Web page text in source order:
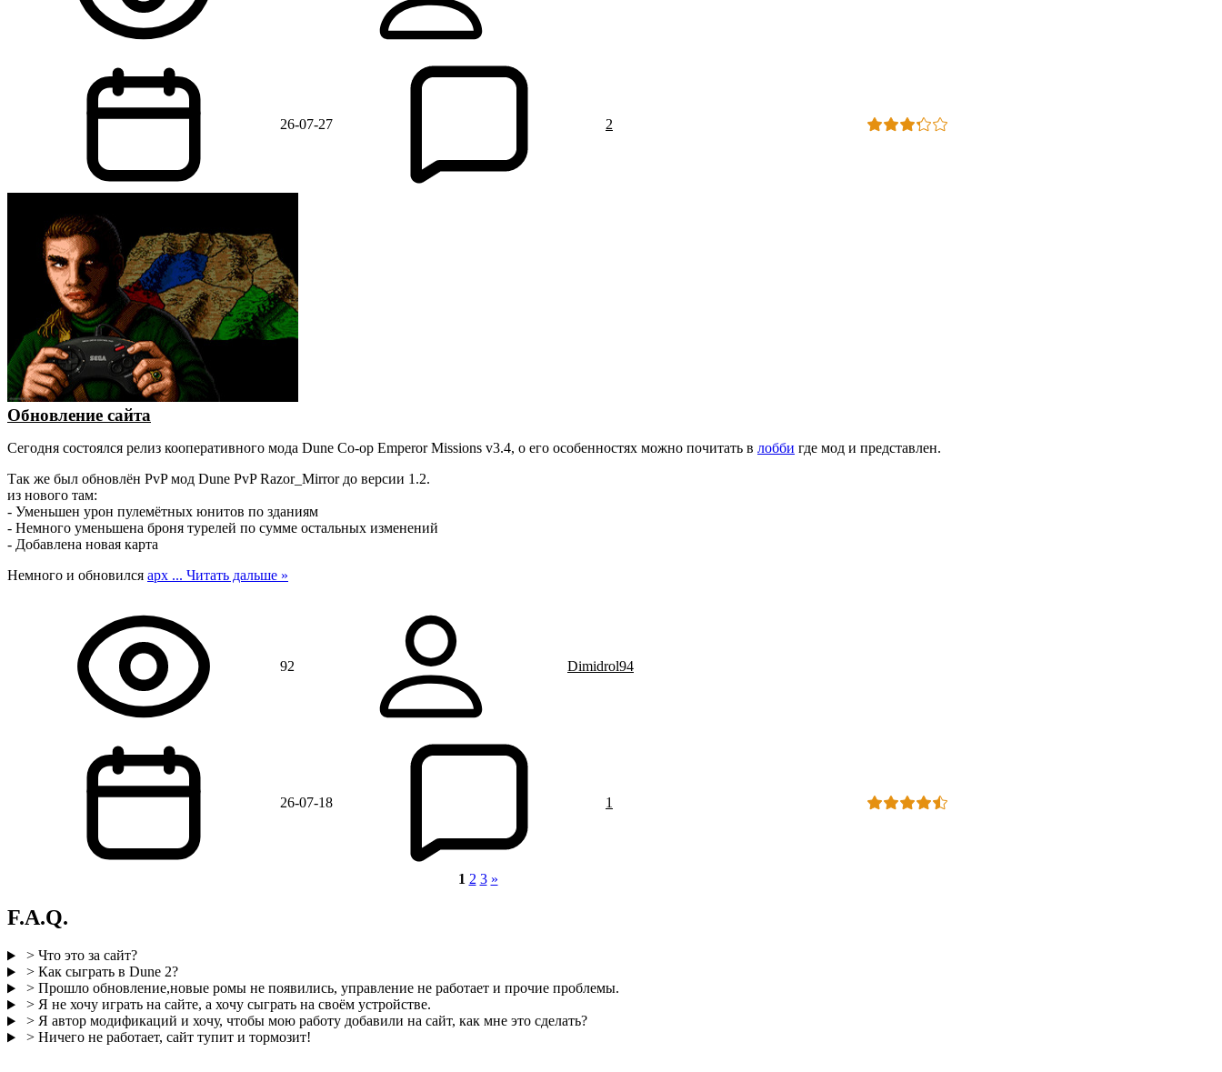
26-07-27 2
Обновление сайта
Сегодня состоялся релиз кооперативного мода Dune Co-op Emperor Missions v3.4, о его особенностях можно почитать в лобби где мод и представлен.
Так же был обновлён PvP мод Dune PvP Razor_Mirror до версии 1.2.
из нового там:
- Уменьшен урон пулемётных юнитов по зданиям
- Немного уменьшена броня турелей по сумме остальных изменений
- Добавлена новая карта
Немного и обновился арх ... Читать дальше »
92 Dimidrol94
26-07-18 1
1 2 3 »
F.A.Q.
> Что это за сайт?
> Как сыграть в Dune 2?
> Прошло обновление,новые ромы не появились, управление не работает и прочие проблемы.
> Я не хочу играть на сайте, а хочу сыграть на своём устройстве.
> Я автор модификаций и хочу, чтобы мою работу добавили на сайт, как мне это сделать?
> Ничего не работает, сайт тупит и тормозит!